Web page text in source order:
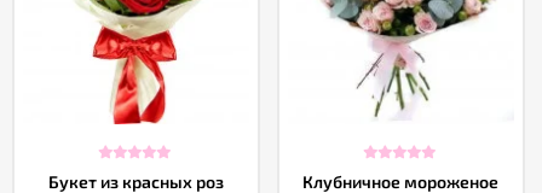
конфиденциальности
Букет из красных роз Клубничное мороженое